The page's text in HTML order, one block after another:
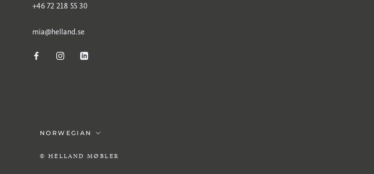
+46 72 218 55 30
mia@helland.se
Språk
NORWEGIAN
© HELLAND MØBLER